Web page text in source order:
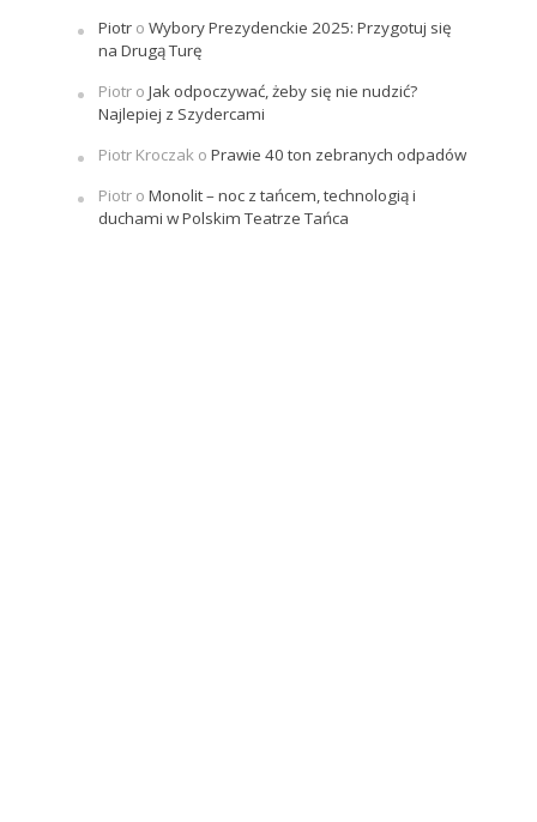
Piotro Wybory Prezydenckie 2025: Przygotuj się
na Drugą Turę
Piotro Jak odpoczywać, żeby się nie nudzić?
Najlepiej z Szydercami
Piotr Kroczako Prawie 40 ton zebranych odpadów
Piotro Monolit – noc z tańcem, technologią i
duchami w Polskim Teatrze Tańca